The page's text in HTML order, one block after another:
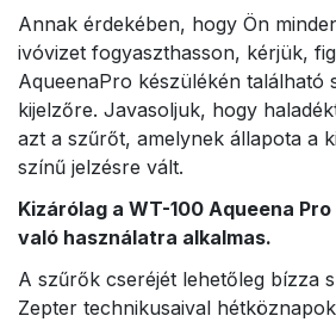
Annak érdekében, hogy Ön
ivóvizet fogyaszthasson, kérjük,
AqueenaPro készülékén található
kijelzőre. Javasoljuk, hogy
azt a szűrőt, amelynek állapota a
színű jelzésre vált.
Kizárólag a WT-100 Aqueena
való használatra alkalmas.
A szűrők cseréjét lehetőleg bízza
Zepter technikusaival